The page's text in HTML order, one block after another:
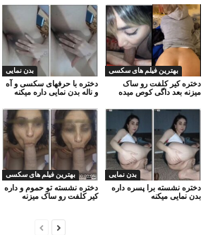
بدن نمایی
دختره با حرفهای سکسی و آه
و ناله بدن نمایی داره میکنه
بهترین فیلم های سکسی
دختره کیر کلفت رو ساک
میزنه بعد داگی کوص میده
بهترین فیلم های سکسی
دختره نشسته تو حموم و داره
کیر کلفت رو ساک میزنه
بدن نمایی
دختره نشسته برا پسره داره
بدن نمایی میکنه